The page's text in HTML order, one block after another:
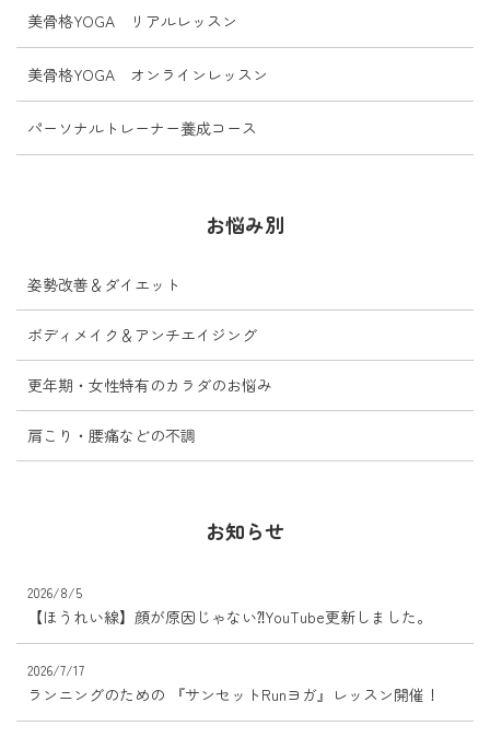
美骨格YOGA リアルレッスン
美骨格YOGA オンラインレッスン
パーソナルトレーナー養成コース
お悩み別
姿勢改善＆ダイエット
ボディメイク＆アンチエイジング
更年期・女性特有のカラダのお悩み
肩こり・腰痛などの不調
お知らせ
2026/8/5
【ほうれい線】顔が原因じゃない⁈YouTube更新しました。
2026/7/17
ランニングのための 『サンセットRunヨガ』レッスン開催！